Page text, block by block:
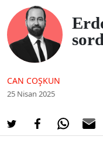
CAN COŞKUN
25 Nisan 2025